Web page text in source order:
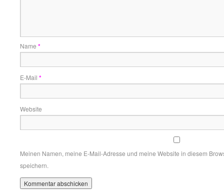
Name *
E-Mail *
Website
Meinen Namen, meine E-Mail-Adresse und meine Website in diesem
speichern.